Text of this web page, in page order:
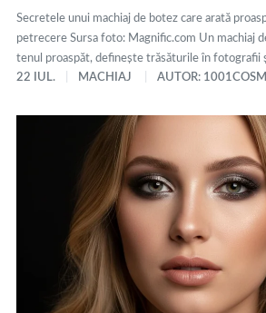
Secretele unui machiaj de botez care arată
petrecere Sursa foto: Magnific.com Un machiaj
tenul proaspăt, definește trăsăturile în fotografii
22 IUL.
MACHIAJ AUTOR: